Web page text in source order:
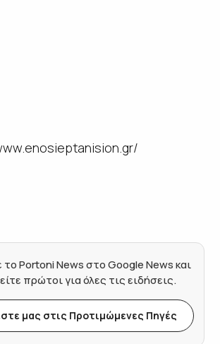
Portoni News στο Google News και
πρώτοι για όλες τις ειδήσεις.
μας στις Προτιμώμενες Πηγές